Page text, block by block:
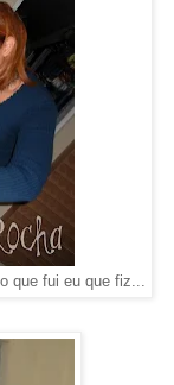
que fui eu que fiz...